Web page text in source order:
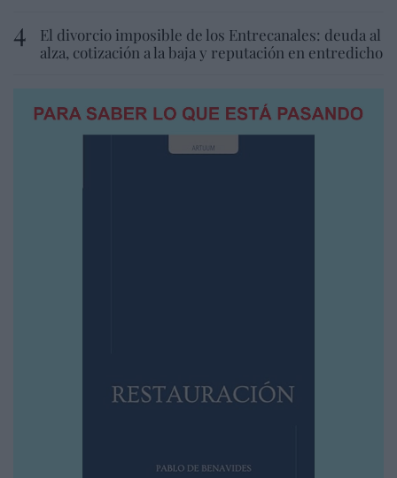
El divorcio imposible de los Entrecanales: deuda al
alza, cotización a la baja y reputación en entredicho